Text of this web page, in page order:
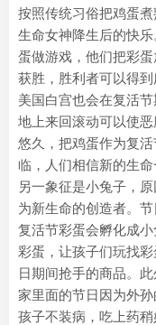
按照传统习俗把鸡蛋
生命女神降生后的快
蛋做游戏，他们把彩
获胜，胜利者可以得
美国白宫也会在复活
地上来回滚动可以使
悠久，把鸡蛋作为复
临，人们相信新的生
另一象征是小兔子，
为新生命的创造者。
复活节彩蛋会孵化成
彩蛋，让孩子们玩找
日期间抢手的商品。
家里面的节日因为外
孩子不装病，吃上药